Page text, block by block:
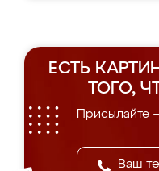
ЕСТЬ
ТОГО,
Присылайте